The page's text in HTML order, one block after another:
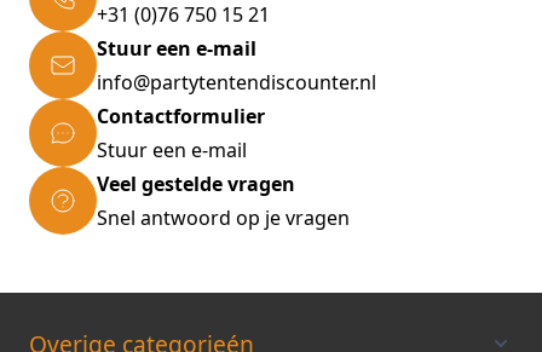
+31 (0)76 750 15 21
Stuur een e-mail
info@partytentendiscounter.nl
Contactformulier
Stuur een e-mail
Veel gestelde vragen
Snel antwoord op je vragen
Overige categorieén